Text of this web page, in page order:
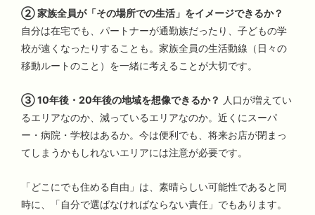
② 家族全員が「その場所での生活」をイメージできるか？
自分は在宅でも、パートナーが通勤族だったり、子どもの学
校が遠くなったりすることも。家族全員の生活動線（日々の
移動ルートのこと）を一緒に考えることが大切です。
③ 10年後・20年後の地域を想像できるか？ 人口が増えてい
るエリアなのか、減っているエリアなのか。近くにスーパ
ー・病院・学校はあるか。今は便利でも、将来お店が閉まっ
てしまうかもしれないエリアには注意が必要です。
「どこにでも住める自由」は、素晴らしい可能性であると同
時に、「自分で選ばなければならない責任」でもあります。